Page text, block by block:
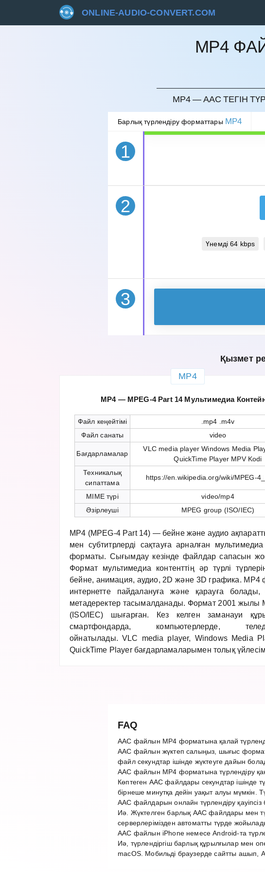
ONLINE-AUDIO-CONVERT.COM
MP4
MP4 — AAC ТЕГІН
Барлық түрлендіру форматтары MP4
1
БОЛДЫРМАУ
2
Үнемді 64 kbps
3
Қызмет
MP4
MP4 — MPEG-4 Part 14 Мультимедиа
Файл кеңейтімі
.mp4 .m4v
Файл санаты
video
Бағдарламалар
VLC media player Windows Media
QuickTime Player MPV Kodi
Техникалық
сипаттама
https://en.wikipedia.org/wiki/MPEG-
MIME түрі
video/mp4
Әзірлеуші
MPEG group (ISO/IEC)
MP4 (MPEG-4 Part 14) — бейне және аудио
мен субтитрлерді сақтауға арналған
форматы. Сығымдау кезінде файлдар сапасын
Формат мультимедиа контенттің әр түрлі
бейне, анимация, аудио, 2D және 3D графика. MP4
интернетте пайдалануға және қарауға
метадеректер тасымалданады. Формат 2001 жылы
(ISO/IEC) шығарған. Кез келген заманауи
смартфондарда, компьютерлерде,
ойнатылады. VLC media player, Windows Media
QuickTime Player бағдарламаларымен толық
FAQ
AAC файлын MP4 форматына қалай
AAC файлын жүктеп салыңыз, шығыс
файл секундтар ішінде жүктеуге дайын
AAC файлын MP4 форматына түрлендіру
Көптеген AAC файлдары секундтар ішінде
бірнеше минутқа дейін уақыт алуы мүмкін.
AAC файлдарын онлайн түрлендіру қауіпсіз
Иә. Жүктелген барлық AAC файлдары мен
серверлерімізден автоматты түрде
AAC файлын iPhone немесе Android-та
Иә, түрлендіргіш барлық құрылғылар мен
macOS. Мобильді браузерде сайтты ашып,